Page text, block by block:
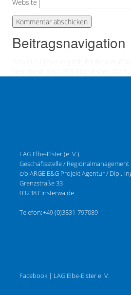
Website
Beitragsnavigation
LAG Elbe-Elster (e. V.)
Geschäftsstelle / Regionalmanagement
c/o ARGE E&G Projekt Agentur / Dipl.-
Grenzstraße 33
03238 Finsterwalde
Telefon:+49 (0)3531-797089
Facebook | LAG Elbe-Elster e. V.